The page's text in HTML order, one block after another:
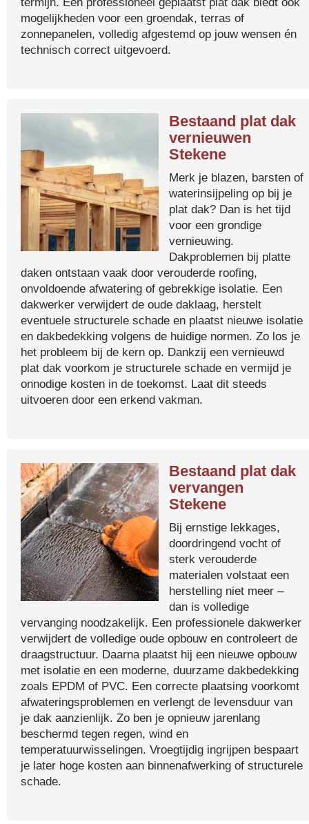
mogelijkheden voor een groendak, terras of
zonnepanelen, volledig afgestemd op jouw wensen én
technisch correct uitgevoerd.
Bestaand plat dak
vernieuwen
Stekene
Merk je blazen, barsten of
waterinsijpeling op bij je
plat dak? Dan is het tijd
voor een grondige
vernieuwing.
Dakproblemen bij platte
daken ontstaan vaak door verouderde roofing,
onvoldoende afwatering of gebrekkige isolatie. Een
dakwerker verwijdert de oude daklaag, herstelt
eventuele structurele schade en plaatst nieuwe isolatie
en dakbedekking volgens de huidige normen. Zo los je
het probleem bij de kern op. Dankzij een vernieuwd
plat dak voorkom je structurele schade en vermijd je
onnodige kosten in de toekomst. Laat dit steeds
uitvoeren door een erkend vakman.
Bestaand plat dak
vervangen
Stekene
Bij ernstige lekkages,
doordringend vocht of
sterk verouderde
materialen volstaat een
herstelling niet meer –
dan is volledige
vervanging noodzakelijk. Een professionele dakwerker
verwijdert de volledige oude opbouw en controleert de
draagstructuur. Daarna plaatst hij een nieuwe opbouw
met isolatie en een moderne, duurzame dakbedekking
zoals EPDM of PVC. Een correcte plaatsing voorkomt
afwateringsproblemen en verlengt de levensduur van
je dak aanzienlijk. Zo ben je opnieuw jarenlang
beschermd tegen regen, wind en
temperatuurwisselingen. Vroegtijdig ingrijpen bespaart
je later hoge kosten aan binnenafwerking of structurele
schade.